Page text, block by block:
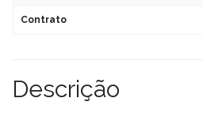
Contrato
Descrição